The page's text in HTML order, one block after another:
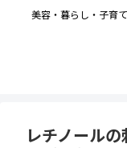
美容・暮らし・子育
レチノール